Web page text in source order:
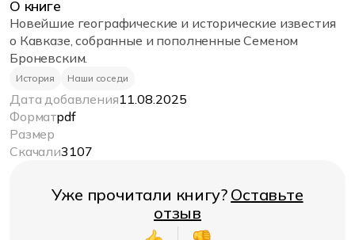
О книге
Новейшие географические и исторические известия
о Кавказе, собранные и пополненные Семеном
Броневским.
История Наши соседи
Дата добавления11.08.2025
Форматpdf
Размер
Скачали3107
Уже прочитали книгу? Оставьте
отзыв